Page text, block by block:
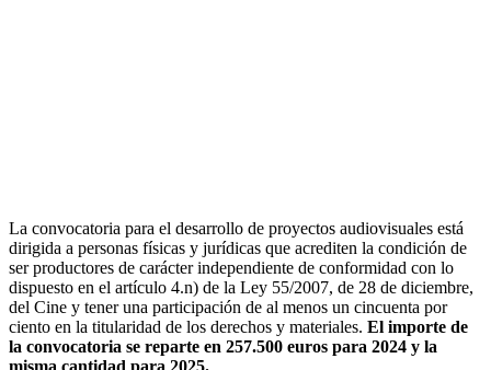
La convocatoria para el desarrollo de proyectos audiovisuales está
dirigida a personas físicas y jurídicas que acrediten la condición de
ser productores de carácter independiente de conformidad con lo
dispuesto en el artículo 4.n) de la Ley 55/2007, de 28 de diciembre,
del Cine y tener una participación de al menos un cincuenta por
ciento en la titularidad de los derechos y materiales. El importe de
la convocatoria se reparte en 257.500 euros para 2024 y la
misma cantidad para 2025.